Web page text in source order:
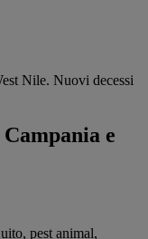
Nile. Nuovi decessi
e